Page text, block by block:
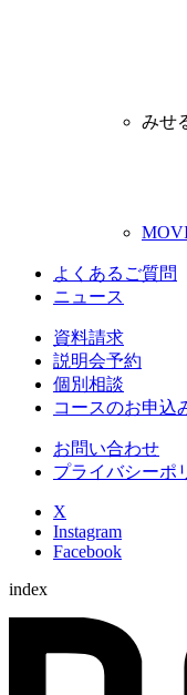
みせ
よくあるご質問
ニュース
資料請求
説明会予約
個別相談
コースのお申込
お問い合わせ
プライバシーポ
X
Instagram
Facebook
index